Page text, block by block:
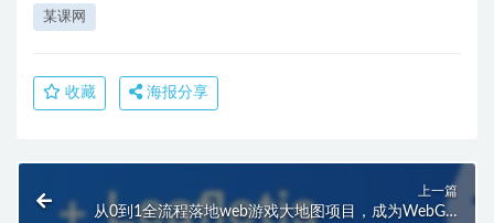
某课网
收藏 海报分享
上一篇
从0到1全流程落地web游戏大地图项目，成为WebGlS